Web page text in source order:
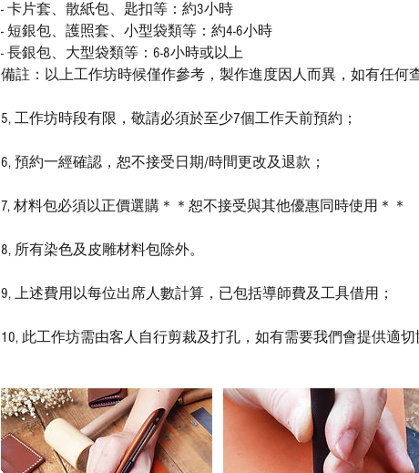
- 卡片套、散紙包、匙扣等：約3小時
- 短銀包、護照套、小型袋類等：約4-6小時
- 長銀包、大型袋類等：6-8小時或以上
備註：以上工作坊時候僅作參考，製作進度因人而異，如有任何查
5, 工作坊時段有限，敬請必須於至少7個工作天前預約；
6, 預約一經確認，恕不接受日期/時間更改及退款；
7, 材料包必須以正價選購＊＊恕不接受與其他優惠同時使用＊＊
8, 所有染色及皮雕材料包除外。
9, 上述費用以每位出席人數計算，已包括導師費及工具借用；